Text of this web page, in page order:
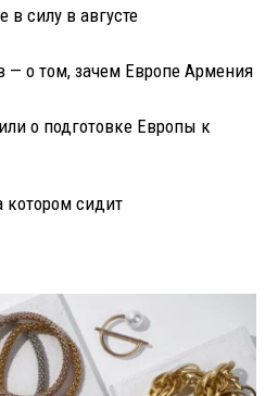
силу в августе
о том, зачем Европе Армения
о подготовке Европы к
котором сидит